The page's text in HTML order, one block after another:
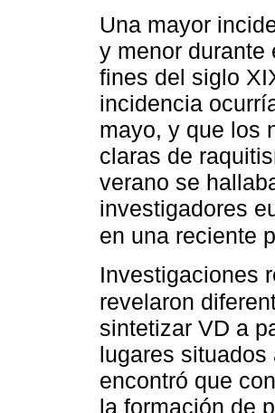
Una mayor
y menor durante
fines del siglo
incidencia
mayo, y que los
claras de
verano se
investigadores
en una reciente
Investigaciones
revelaron
sintetizar VD a
lugares
encontró que
la formación de